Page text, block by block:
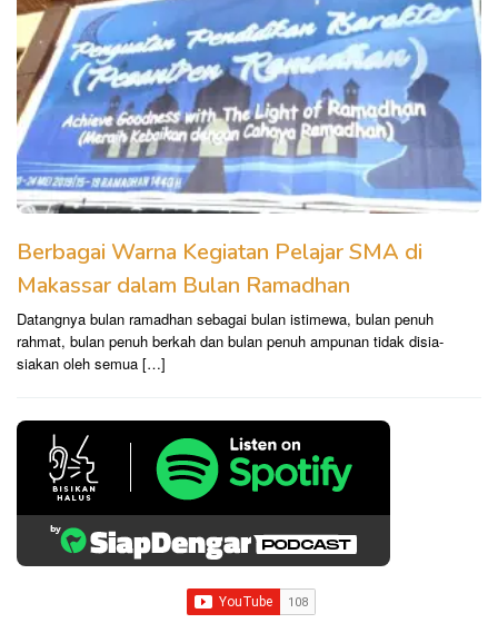
Berbagai Warna Kegiatan Pelajar SMA di
Makassar dalam Bulan Ramadhan
Datangnya bulan ramadhan sebagai bulan istimewa, bulan penuh
rahmat, bulan penuh berkah dan bulan penuh ampunan tidak disia-
siakan oleh semua […]